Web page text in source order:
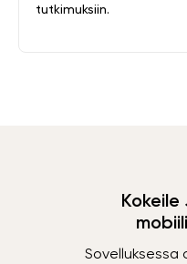
tutkimuksiin.
Sovelluksessa